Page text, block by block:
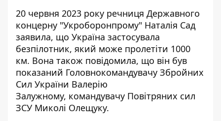
20 червня 2023 року речниця Державного
концерну "Укроборонпрому" Наталія Сад
заявила, що Україна застосувала
безпілотник, який може пролетіти 1000
км. Вона також повідомила, що він був
показаний Головнокомандувачу Збройних
Сил України Валерію
Залужному, командувачу Повітряних сил
ЗСУ Миколі Олещуку.